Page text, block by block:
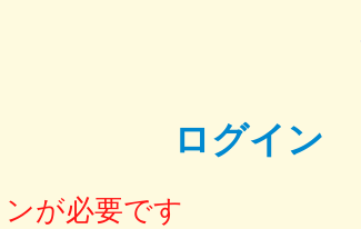
ログイン
が必要です